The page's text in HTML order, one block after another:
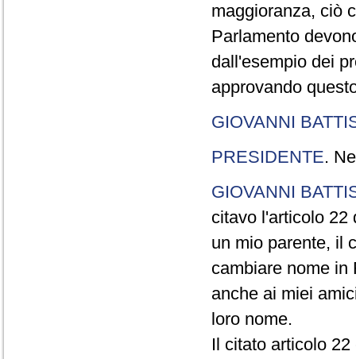
maggioranza, ciò
Parlamento
dall'esempio dei
approvando
GIOVANNI
PRESIDENTE.
GIOVANNI
citavo l'articolo 22
un mio parente, il
cambiare nome in
anche ai miei
loro nome.
Il citato articolo